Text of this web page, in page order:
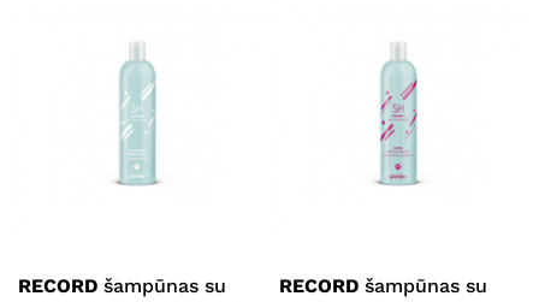
RECORD šampūnas su
RECORD šampūnas su